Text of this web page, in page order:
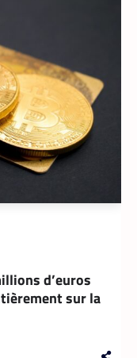
d’euros
sur la
de PayPal
promet
africain et
à des
rapides,